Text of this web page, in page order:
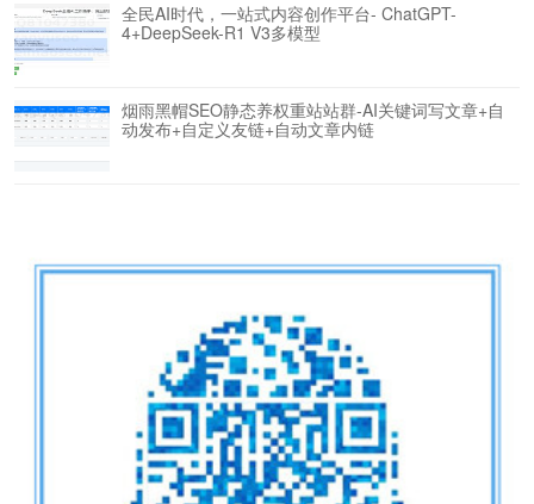
全民AI时代，一站式内容创作平台- ChatGPT-
4+DeepSeek-R1 V3多模型
烟雨黑帽SEO静态养权重站站群-AI关键词写文章+自
动发布+自定义友链+自动文章内链